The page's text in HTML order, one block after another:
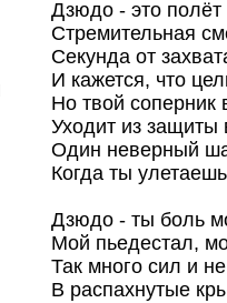
Дзюдо - это
Стремительная
Секунда от
И кажется, что
Но твой соперник
Уходит из защиты
Один неверный
Когда ты
Дзюдо - ты боль
Мой пьедестал,
Так много сил и
В распахнутые